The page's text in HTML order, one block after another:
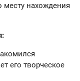
месту нахождения
его творческое